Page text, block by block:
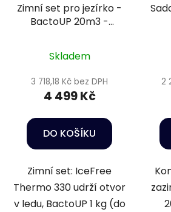
Zimní set pro jezírko -
BactoUP 20m3 -
Skladem
3 718,18 Kč bez DPH
4 499 Kč
DO KOŠÍKU
Zimní set: IceFree
Thermo 330 udrží otvor
v ledu, BactoUP 1 kg (do
2